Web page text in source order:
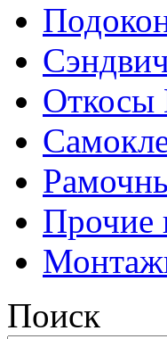
Прочие
Поиск